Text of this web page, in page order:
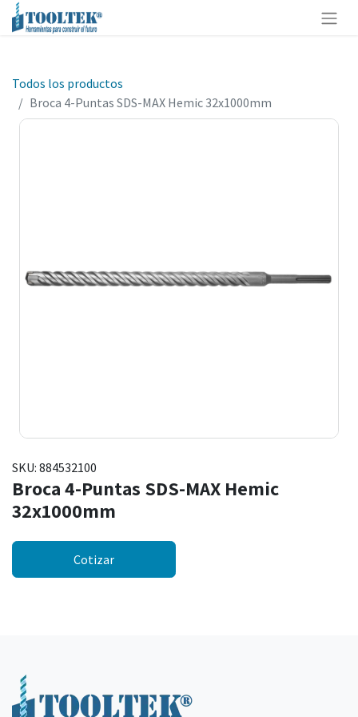
Todos los productos
Broca 4-Puntas SDS-MAX Hemic 32x1000mm
SKU: 884532100
Broca 4-Puntas SDS-MAX Hemic
32x1000mm
Cotizar